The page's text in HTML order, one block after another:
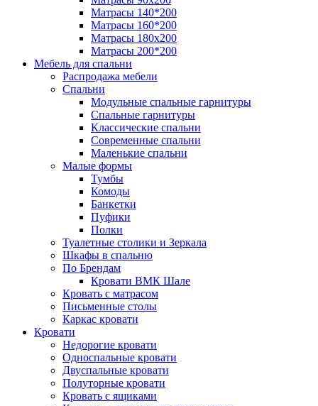
Матрасы 140*200
Матрасы 160*200
Матрасы 180x200
Матрасы 200*200
Мебель для спальни
Распродажа мебели
Спальни
Модульные спальные гарнитуры
Спальные гарнитуры
Классические спальни
Современные спальни
Маленькие спальни
Малые формы
Тумбы
Комоды
Банкетки
Пуфики
Полки
Туалетные столики и Зеркала
Шкафы в спальню
По Брендам
Кровати ВМК Шале
Кровать с матрасом
Письменные столы
Каркас кровати
Кровати
Недорогие кровати
Односпальные кровати
Двуспальные кровати
Полуторные кровати
Кровать с ящиками